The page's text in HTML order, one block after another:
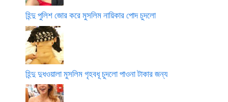
হিন্দু পুলিশ জোর করে মুসলিম নায়িকার পোদ চুদলো
হিন্দু দুধওয়ালা মুসলিম গৃহবধূ চুদলো পাওনা টাকার জন্য